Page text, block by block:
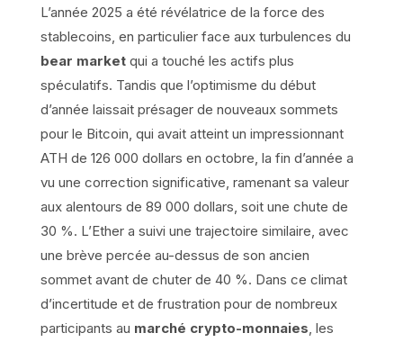
L’année 2025 a été révélatrice de la force des
stablecoins, en particulier face aux turbulences du
bear marketqui a touché les actifs plus
spéculatifs. Tandis que l’optimisme du début
d’année laissait présager de nouveaux sommets
pour le Bitcoin, qui avait atteint un impressionnant
ATH de 126 000 dollars en octobre, la fin d’année a
vu une correction significative, ramenant sa valeur
aux alentours de 89 000 dollars, soit une chute de
30 %. L’Ether a suivi une trajectoire similaire, avec
une brève percée au-dessus de son ancien
sommet avant de chuter de 40 %. Dans ce climat
d’incertitude et de frustration pour de nombreux
participants au marché crypto-monnaies, les